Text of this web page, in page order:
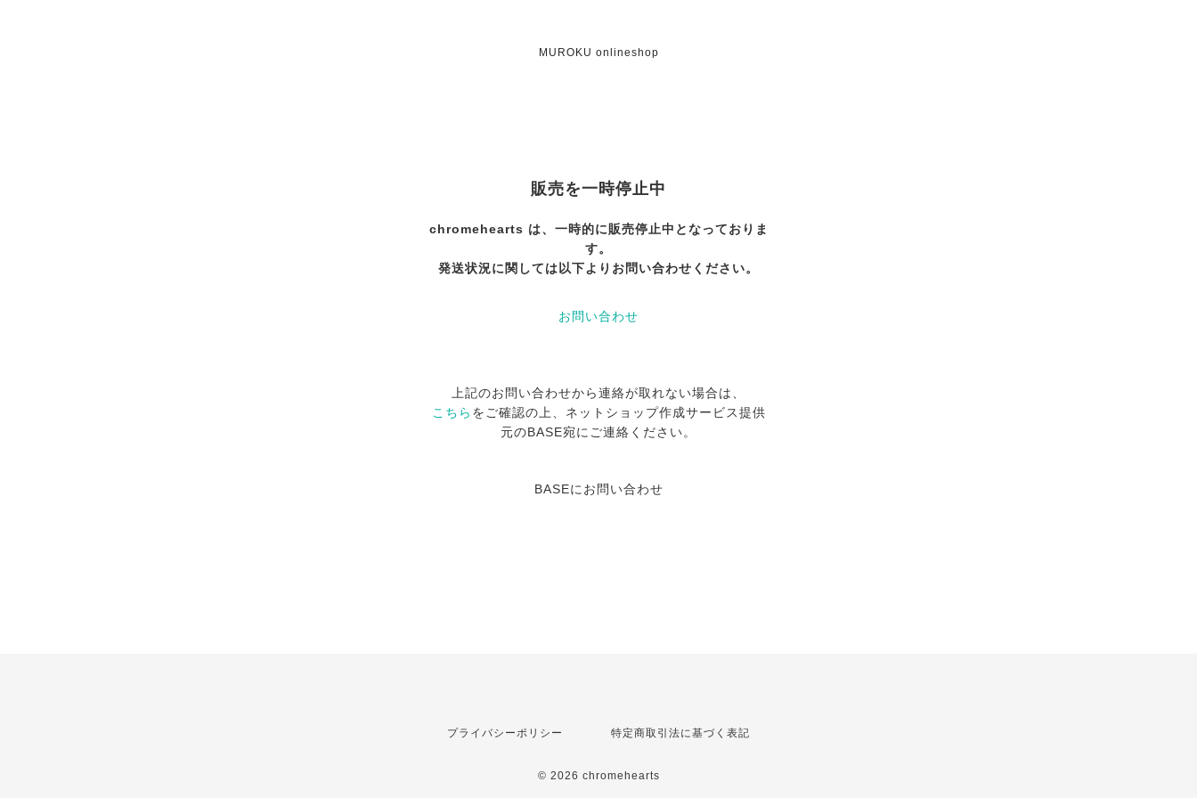
MUROKU onlineshop
販売を一時停止中
chromehearts は、一時的に販売停止中となっておりま
す。
発送状況に関しては以下よりお問い合わせください。
お問い合わせ
上記のお問い合わせから連絡が取れない場合は、
こちら をご確認の上、ネットショップ作成サービス提供
元のBASE宛にご連絡ください。
BASEにお問い合わせ
プライバシーポリシー 特定商取引法に基づく表記
© 2026 chromehearts